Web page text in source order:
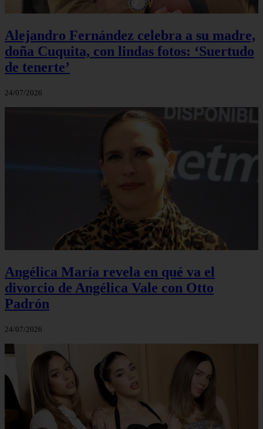
Alejandro Fernández celebra a su madre,
doña Cuquita, con lindas fotos: ‘Suertudo
de tenerte’
24/07/2026
Angélica María revela en qué va el
divorcio de Angélica Vale con Otto
Padrón
24/07/2026